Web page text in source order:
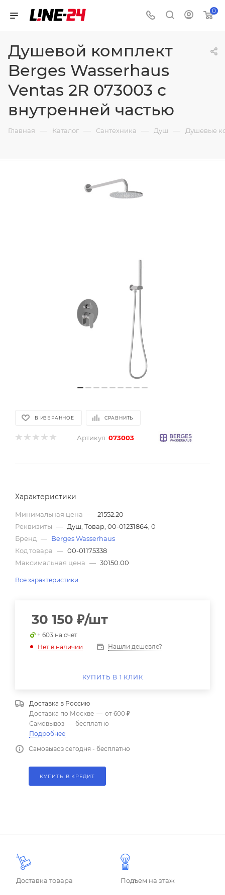
0
Душевой комплект
Berges Wasserhaus
Ventas 2R 073003 с
внутренней частью
Главная — Каталог — Сантехника — Душ — Душевые
В ИЗБРАННОЕ СРАВНИТЬ
Артикул: 073003
Характеристики
Минимальная цена — 21552.20
Реквизиты — Душ, Товар, 00-01231864, 0
Бренд — Berges Wasserhaus
Код товара — 00-01175338
Максимальная цена — 30150.00
Все характеристики
30 150 ₽/шт
+ 603 на счет
Нет в наличии
Нашли дешевле?
КУПИТЬ В 1 КЛИК
Доставка в Россию
Доставка по Москве — от 600 ₽
Самовывоз — бесплатно
Подробнее
Самовывоз сегодня - бесплатно
КУПИТЬ В КРЕДИТ
Доставка товара Подъем на этаж